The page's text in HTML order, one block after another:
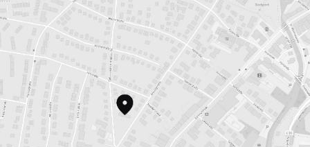
SCHREIB UNS
Vor- und Nachname
E-Mail Adresse